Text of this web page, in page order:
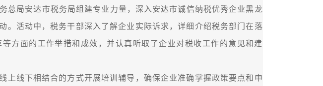
总局安达市税务局组建专业力量，深入安达市诚信纳税优秀企业黑龙
。活动中，税务干部深入了解企业实际诉求，详细介绍税务部门在落
方面的工作举措和成效，并认真听取了企业对税收工作的意见和建
线下相结合的方式开展培训辅导，确保企业准确掌握政策要点和申